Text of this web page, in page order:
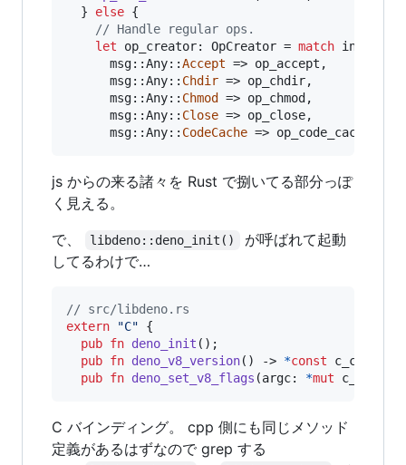
}
else {
// Handle regular ops.
let op_creator: OpCreator = match
      msg
::Any::Accept => op_accept ,
      msg
::Any:: Chdir => op_chdir,
      msg
::Any:: Chmod => op_chmod ,
      msg
::Any:: Close => op_close,
      msg
::Any:: CodeCache => op_code_cache
js からの来る諸々を Rust で捌いてる部分っぽ
く見える。
で、
libdeno::deno_init()
が呼ばれて起動
してるわけで…
// src/libdeno.rs
extern
"C"
{
pub fn deno_init ( ) ;
pub fn deno_v8_version( ) -> *const c_char
pub fn deno_set_v8_flags (argc: *mut c_int
C バインディング。 cpp 側にも同じメソッド
定義があるはずなので grep する